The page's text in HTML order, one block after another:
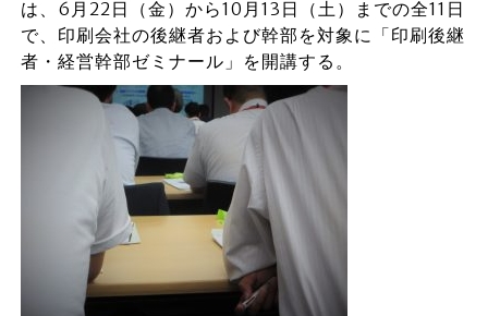
は、6月22日（金）から10月13日（土）までの全11日
で、印刷会社の後継者および幹部を対象に「印刷後継
者・経営幹部ゼミナール」を開講する。